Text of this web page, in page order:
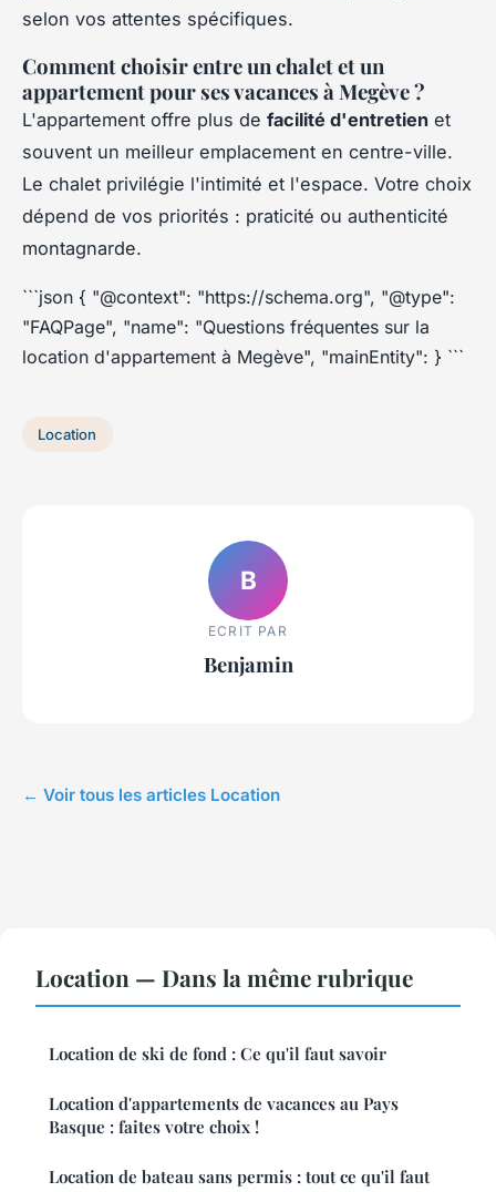
selon vos attentes spécifiques.
Comment choisir entre un chalet et un
appartement pour ses vacances à Megève ?
L'appartement offre plus de facilité d'entretien et
souvent un meilleur emplacement en centre-ville.
Le chalet privilégie l'intimité et l'espace. Votre choix
dépend de vos priorités : praticité ou authenticité
montagnarde.
```json { "@context": "https://schema.org", "@type":
"FAQPage", "name": "Questions fréquentes sur la
location d'appartement à Megève", "mainEntity": } ```
Location
B
ECRIT PAR
Benjamin
← Voir tous les articles Location
Location — Dans la même rubrique
Location de ski de fond : Ce qu'il faut savoir
Location d'appartements de vacances au Pays
Basque : faites votre choix !
Location de bateau sans permis : tout ce qu'il faut